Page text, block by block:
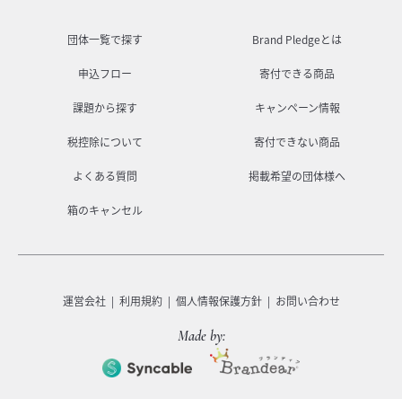
団体一覧で探す Brand Pledgeとは
申込フロー 寄付できる商品
課題から探す キャンペーン情報
税控除について 寄付できない商品
よくある質問 掲載希望の団体様へ
箱のキャンセル
運営会社 利用規約 個人情報保護方針 お問い合わせ
Made by: